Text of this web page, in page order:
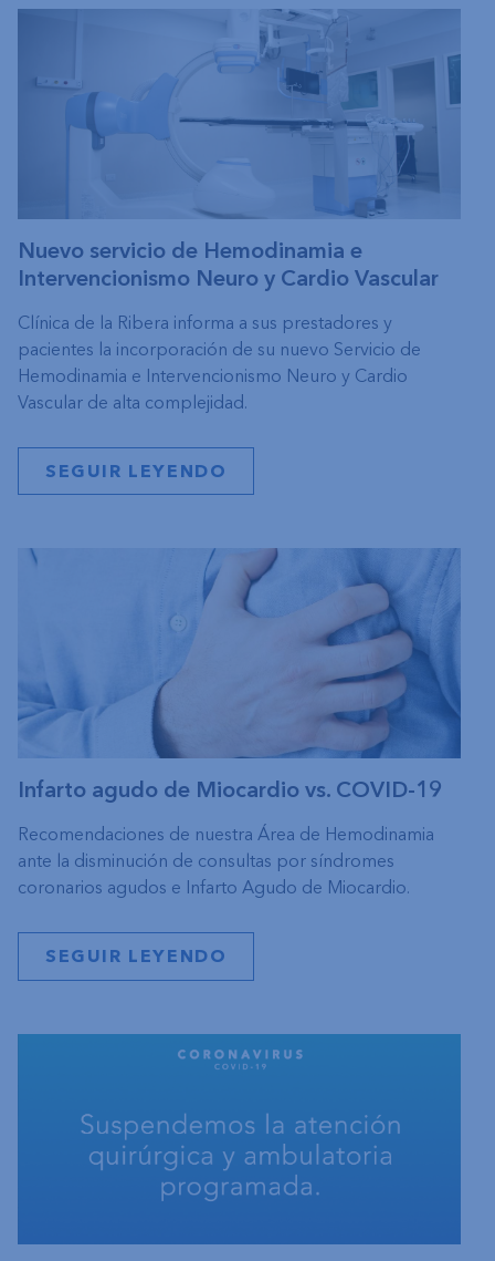
Nuevo servicio de Hemodinamia e
Intervencionismo Neuro y Cardio Vascular
Clínica de la Ribera informa a sus prestadores y
pacientes la incorporación de su nuevo Servicio de
Hemodinamia e Intervencionismo Neuro y Cardio
Vascular de alta complejidad.
SEGUIR LEYENDO
Infarto agudo de Miocardio vs. COVID-19
Recomendaciones de nuestra Área de Hemodinamia
ante la disminución de consultas por síndromes
coronarios agudos e Infarto Agudo de Miocardio.
SEGUIR LEYENDO